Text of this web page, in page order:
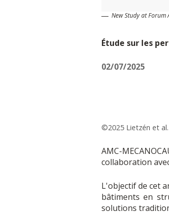
New Study at Forum
Étude sur les
02/07/2025
©2025 Lietzén et
AMC-
collaboration
L'objectif de cet
bâtiments en
solutions